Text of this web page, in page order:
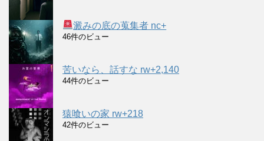
澱みの底の蒐集者 nc+
46件のビュー
苦いなら、話すな rw+2,140
44件のビュー
猿喰いの家 rw+218
42件のビュー